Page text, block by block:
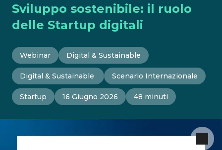
Sviluppo sostenibile: il ruolo
delle Startup digitali
Webinar Digital & Sustainable
Digital & Sustainable Scenario Internazionale
Startup 16 Giugno 2026 48 minuti